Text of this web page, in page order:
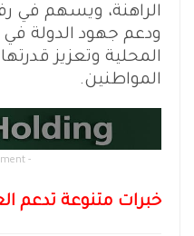
الراهنة، ويسهم في
ودعم جهود الدولة في
المحلية وتعزيز
المواطنين.
-
خبرات متنوعة تدعم